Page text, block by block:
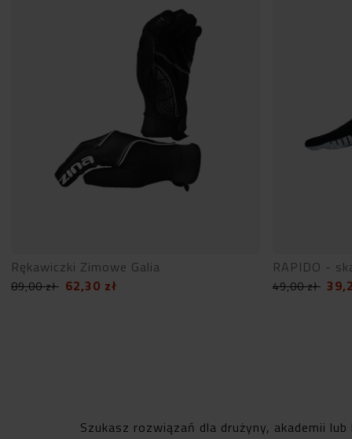
Rękawiczki Zimowe Galia
89,00zł 62,30 zł
RAPIDO -
49,00zł
Szukasz rozwiązań dla drużyny, akademii